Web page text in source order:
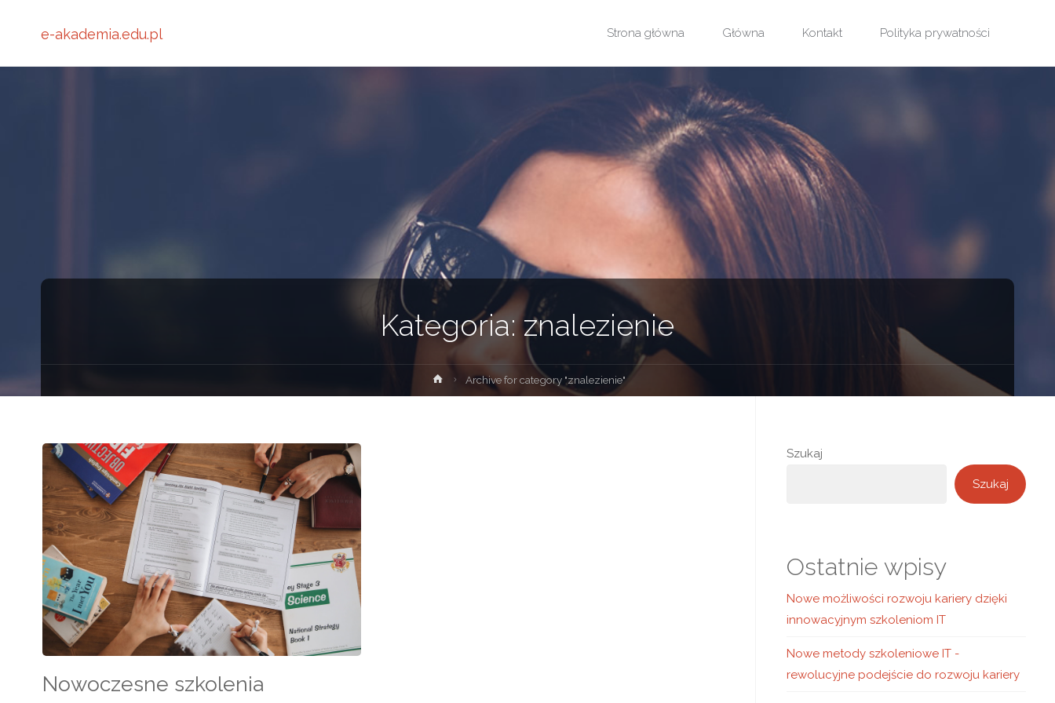
e-akademia.edu.pl Strona główna Główna Kontakt Polityka prywatności
Kategoria:znalezienie
Strona
główna
Archive for category "znalezienie"
Nowoczesne szkolenia
Szukaj
Szukaj
Ostatnie wpisy
Nowe możliwości rozwoju kariery dzięki
innowacyjnym szkoleniom IT
Nowe metody szkoleniowe IT -
rewolucyjne podejście do rozwoju kariery